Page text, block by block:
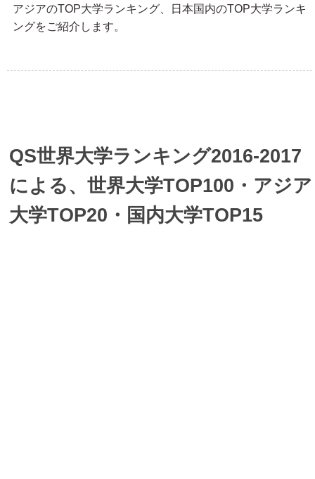
アジアのTOP大学ランキング、日本国内のTOP大学ランキ
ングをご紹介します。
QS世界大学ランキング2016-2017
による、世界大学TOP100・アジア
大学TOP20・国内大学TOP15